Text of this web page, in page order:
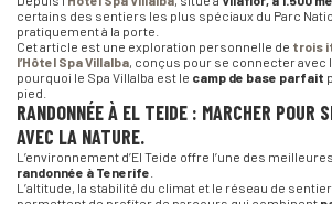
certains des sentiers les plus spéciaux du Parc
pratiquement à la porte.
Cet article est une exploration personnelle de trois
l’Hôtel Spa Villalba, conçus pour se connecter avec
pourquoi le Spa Villalba est le camp de base parfait
pied.
RANDONNÉE À EL TEIDE : MARCHER POUR
AVEC LA NATURE.
L’environnement d’El Teide offre l’une des
randonnée à Tenerife
L’altitude, la stabilité du climat et le réseau de